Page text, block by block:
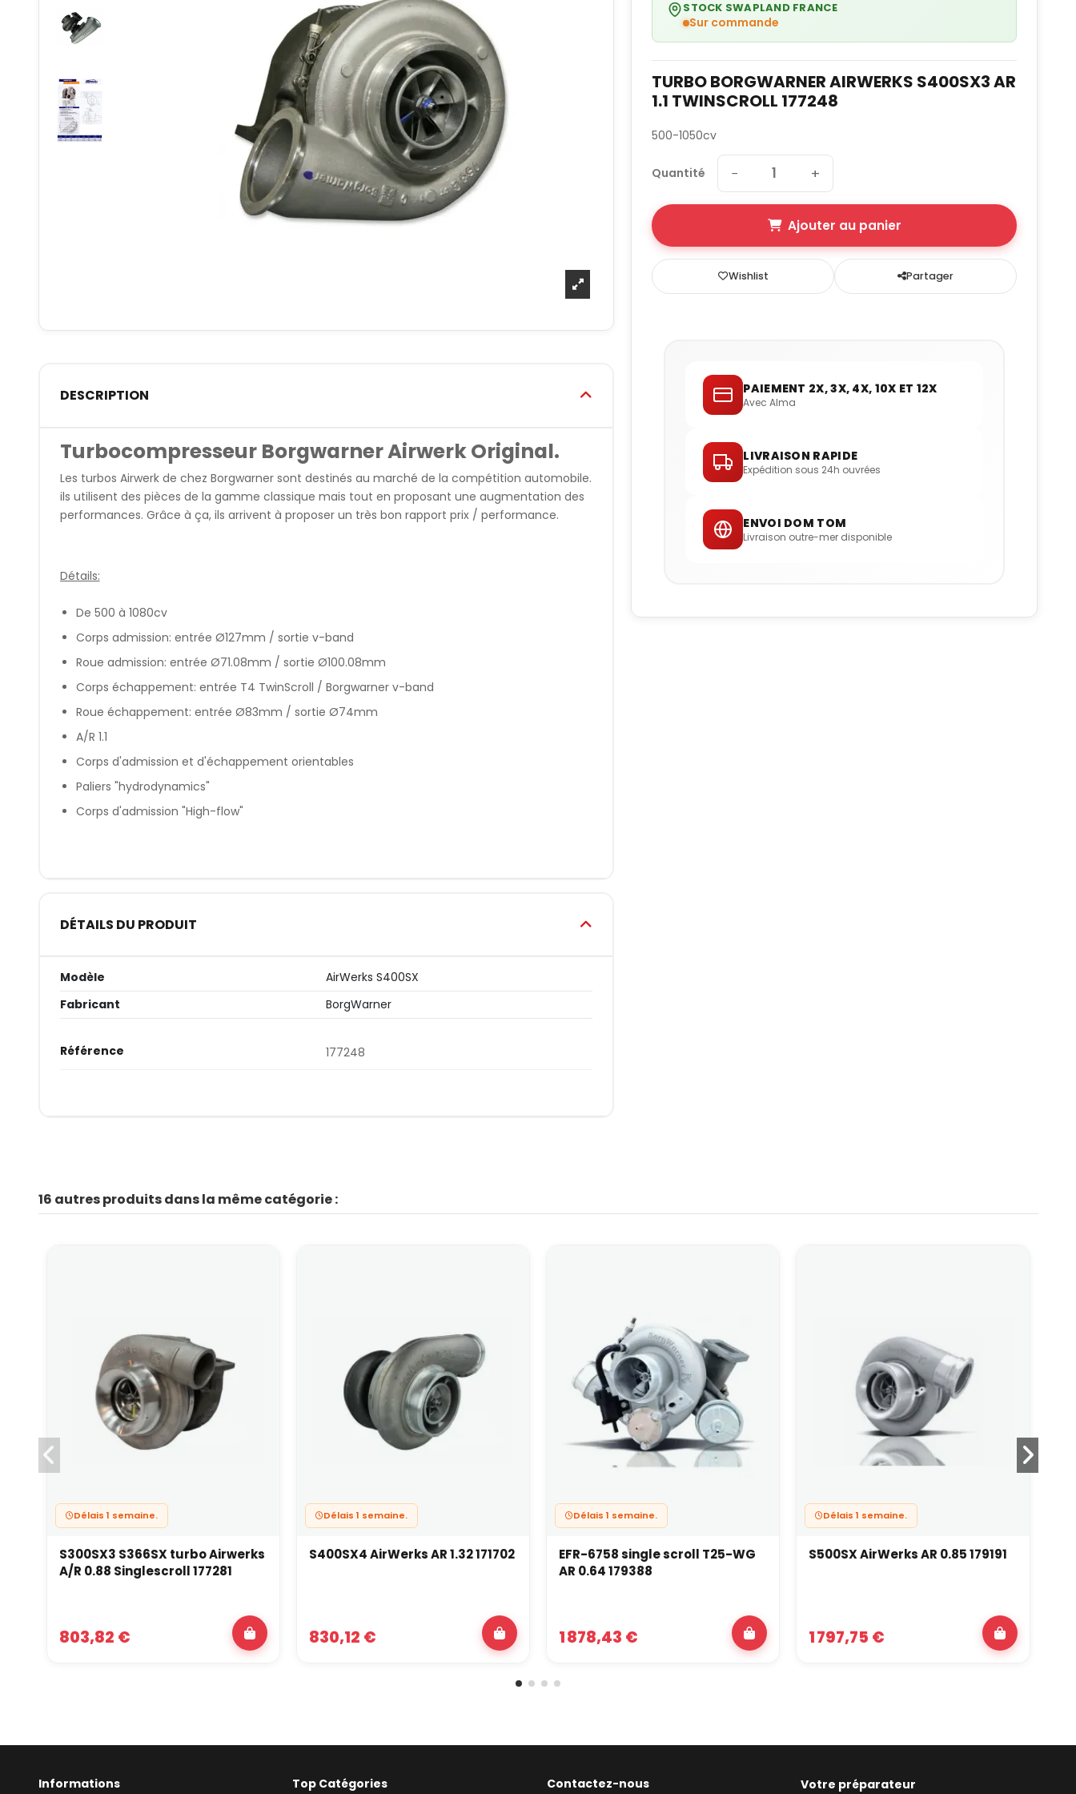
DESCRIPTION
Turbocompresseur Borgwarner Airwerk Original.
Les turbos Airwerk de chez Borgwarner sont destinés au marché de la compétition automobile.
ils utilisent des pièces de la gamme classique mais tout en proposant une augmentation des
performances. Grâce à ça, ils arrivent à proposer un très bon rapport prix / performance.
Détails:
De 500 à 1080cv
Corps admission: entrée Ø127mm / sortie v-band
Roue admission: entrée Ø71.08mm / sortie Ø100.08mm
Corps échappement: entrée T4 TwinScroll / Borgwarner v-band
Roue échappement: entrée Ø83mm / sortie Ø74mm
A/R 1.1
Corps d'admission et d'échappement orientables
Paliers "hydrodynamics"
Corps d'admission "High-flow"
DÉTAILS DU PRODUIT
Modèle
AirWerks S400SX
Fabricant
BorgWarner
Référence 177248
STOCK SWAPLAND FRANCE
Sur commande
TURBO BORGWARNER AIRWERKS S400SX3 AR
1.1 TWINSCROLL 177248
500-1050cv
Quantité − +
Ajouter au panier
Wishlist Partager
PAIEMENT 2X, 3X, 4X, 10X ET 12X
Avec Alma
LIVRAISON RAPIDE
Expédition sous 24h ouvrées
ENVOI DOM TOM
Livraison outre-mer disponible
16 autres produits dans la même catégorie :
Délais 1 semaine.
S300SX3 S366SX turbo Airwerks
A/R 0.88 Singlescroll 177281
803,82 €
Délais 1 semaine.
S400SX4 AirWerks AR 1.32 171702
830,12 €
Délais 1 semaine.
EFR-6758 single scroll T25-WG
AR 0.64 179388
1 878,43 €
Délais 1 semaine.
S500SX AirWerks AR 0.85 179191
1 797,75 €
Informations Top Catégories Contactez-nous Votre préparateur